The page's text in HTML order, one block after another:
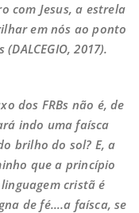
com Jesus, a estrela
em nós ao ponto
2017).
dos FRBs não é, de
indo uma faísca
brilho do sol? E, a
que a princípio
cristã é
de fé….a faísca, se